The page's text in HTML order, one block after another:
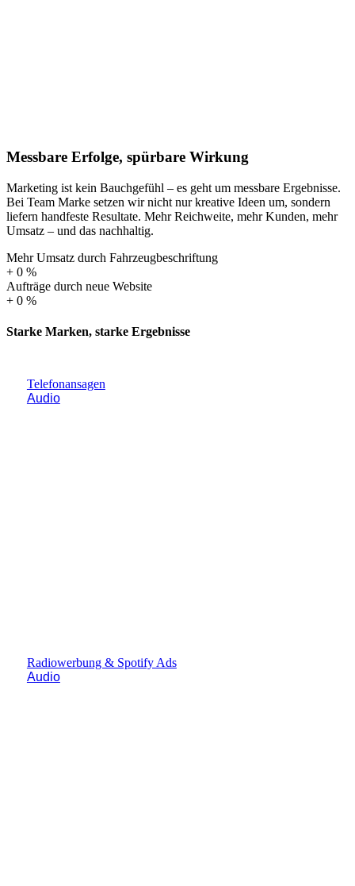
Messbare Erfolge, spürbare Wirkung
Marketing ist kein Bauchgefühl – es geht um messbare Ergebnisse.
Bei Team Marke setzen wir nicht nur kreative Ideen um, sondern
liefern handfeste Resultate. Mehr Reichweite, mehr Kunden, mehr
Umsatz – und das nachhaltig.
Mehr Umsatz durch Fahrzeugbeschriftung
+ 0 %
Aufträge durch neue Website
+ 0 %
Starke Marken, starke Ergebnisse
Telefonansagen
Audio
Radiowerbung & Spotify Ads
Audio